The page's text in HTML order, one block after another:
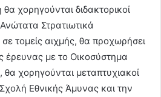
θα χορηγούνται διδακτορικοί
Στρατιωτικά
τομείς αιχμής, θα προχωρήσει
έρευνας με το Οικοσύστημα
θα χορηγούνται μεταπτυχιακοί
Εθνικής Άμυνας και την